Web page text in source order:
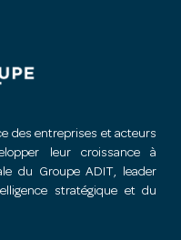
des entreprises et acteurs
leur croissance à
du Groupe ADIT, leader
stratégique et du